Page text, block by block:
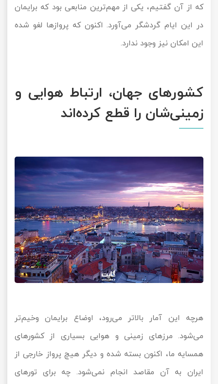
که از آن گفتیم، یکی از مهم‌ترین منابعی بود که برایمان
در این ایام گردشگر می‌آورد. اکنون که پروازها لغو شده
این امکان نیز وجود ندارد.
کشورهای جهان، ارتباط هوایی و
زمینی‌شان را قطع کرده‌اند
هرچه این آمار بالاتر می‌رود، اوضاع برایمان وخیم‌تر
می‌شود. مرزهای زمینی و هوایی بسیاری از کشورهای
همسایه ما، اکنون بسته شده و دیگر هیچ پرواز خارجی از
ایران به آن مقاصد انجام نمی‌شود. چه برای تورهای